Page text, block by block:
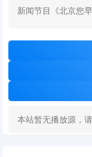
新闻节目《北京您早
本站暂无播放源，